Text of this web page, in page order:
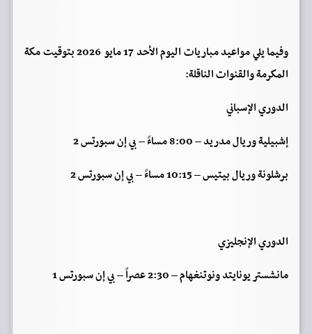
وفيما يلي مواعيد مباريات اليوم الأحد 17 مايو 2026 بتوقيت مكة
المكرمة والقنوات الناقلة:
الدوري الإسباني
إشبيلية وريال مدريد – 8:00 مساءً – بي إن سبورتس 2
برشلونة وريال بيتيس – 10:15 مساءً – بي إن سبورتس 2
الدوري الإنجليزي
مانشستر يونايتد ونوتنغهام – 2:30 عصراً – بي إن سبورتس 1